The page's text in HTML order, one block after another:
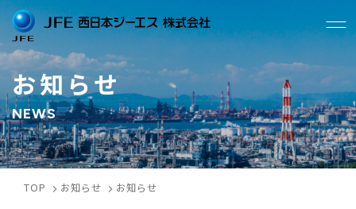
会社案内
ご挨拶 会社概要
事業所一覧 沿革
許認可等
お知らせ
NEWS
TOP お知らせ お知らせ